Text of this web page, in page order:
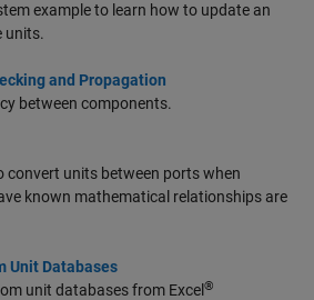
example to learn how to update an
units.
and Propagation
between components.
convert units between ports when
known mathematical relationships are
Unit Databases
unit databases from Excel ®